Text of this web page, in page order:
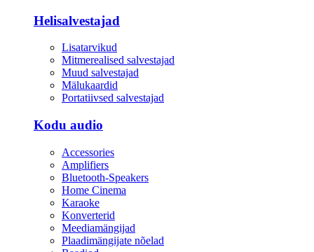
Helisalvestajad
Lisatarvikud
Mitmerealised salvestajad
Muud salvestajad
Mälukaardid
Portatiivsed salvestajad
Kodu audio
Accessories
Amplifiers
Bluetooth-Speakers
Home Cinema
Karaoke
Konverterid
Meediamängijad
Plaadimängijate nõelad